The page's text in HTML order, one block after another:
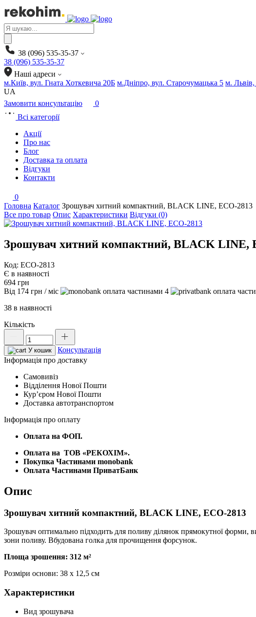
Products
search
38 (096) 535-35-37
38 (096) 535-35-37
Наші адреси
м.Київ, вул. Гната Хоткевича 20Б м.Дніпро, вул. Старочумацька 5 м.
UA
Замовити консультацію
0
Всі категорії
Акції
Про нас
Блог
Доставка та оплата
Відгуки
Контакти
0
Головна Каталог Зрошувач хитний компактний, BLACK LINE, ECO-2813
Все про товар Опис Характеристики Відгуки (0)
Зрошувач хитний компактний, BLACK LINE,
Код: ECO-2813
Є в наявності
694 грн
Від 174 грн / міс 4
38 в наявності
Кількість
Зрошувач
хитний
компактний,
BLACK
ECO-
2813
кількість
У кошик
Консультація
Інформація про доставку
Самовивіз
Відділення Нової Пошти
Курʼєром Нової Пошти
Доставка автотранспортом
Інформація про оплату
Оплата на ФОП.
Оплата на ТОВ «РЕКОХІМ».
Покупка Частинами monobank
Оплата Частинами ПриватБанк
Опис
Зрошувач хитний компактний, BLACK LINE, ECO-2813
Зрошувач оптимально підходить для поливу ділянок прямокутної форми,
зони поливу. Вбудована голка для прочищення форсунок.
Площа зрошення: 312 м²
Розміри основи: 38 х 12,5 см
Характеристики
Вид зрошувача